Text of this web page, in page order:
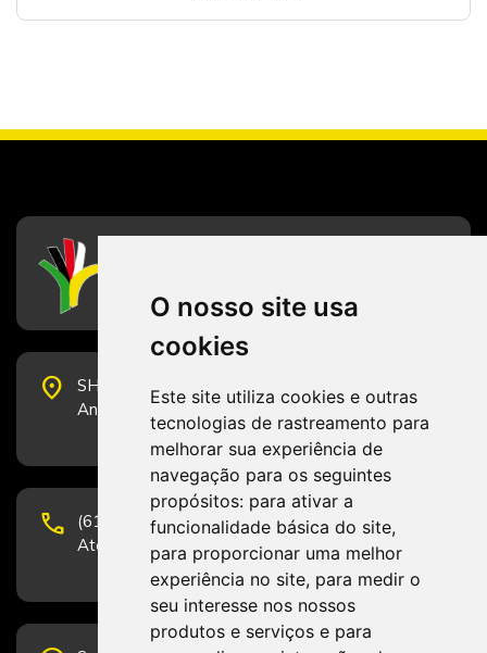
O nosso site usa
cookies
Este site utiliza cookies e outras
tecnologias de rastreamento para
melhorar sua experiência de
navegação para os seguintes
propósitos: para ativar a
funcionalidade básica do site,
para proporcionar uma melhor
experiência no site, para medir o
seu interesse nos nossos
produtos e serviços e para
place
SHS Quadra 6, Bloco E, Complexo Brasil 21, 20º
Andar, Sala 2001 - CEP 70322-915 - Brasília/DF
phone
(61) 3223-1652 e (61) 98131-3801.
Atendimento por telefone em horário comercial